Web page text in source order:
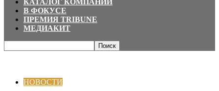
КАТАЛОГ КОМПАНИЙ
В ФОКУСЕ
ПРЕМИЯ TRIBUNE
МЕДИАКИТ
НОВОСТИ